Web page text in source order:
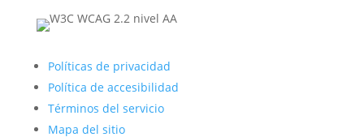
Políticas de privacidad
Política de accesibilidad
Términos del servicio
Mapa del sitio